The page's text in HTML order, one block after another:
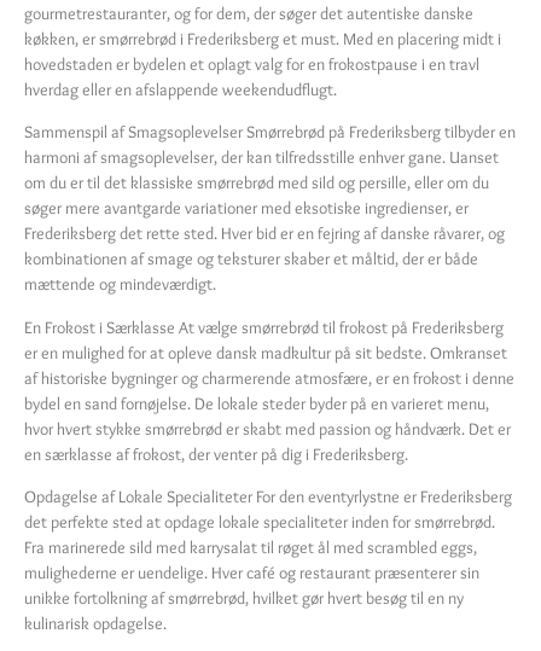
gourmetrestauranter, og for dem, der søger det autentiske danske
køkken, er smørrebrød i Frederiksberg et must. Med en placering midt i
hovedstaden er bydelen et oplagt valg for en frokostpause i en travl
hverdag eller en afslappende weekendudflugt.
Sammenspil af Smagsoplevelser Smørrebrød på Frederiksberg tilbyder en
harmoni af smagsoplevelser, der kan tilfredsstille enhver gane. Uanset
om du er til det klassiske smørrebrød med sild og persille, eller om du
søger mere avantgarde variationer med eksotiske ingredienser, er
Frederiksberg det rette sted. Hver bid er en fejring af danske råvarer, og
kombinationen af smage og teksturer skaber et måltid, der er både
mættende og mindeværdigt.
En Frokost i Særklasse At vælge smørrebrød til frokost på Frederiksberg
er en mulighed for at opleve dansk madkultur på sit bedste. Omkranset
af historiske bygninger og charmerende atmosfære, er en frokost i denne
bydel en sand fornøjelse. De lokale steder byder på en varieret menu,
hvor hvert stykke smørrebrød er skabt med passion og håndværk. Det er
en særklasse af frokost, der venter på dig i Frederiksberg.
Opdagelse af Lokale Specialiteter For den eventyrlystne er Frederiksberg
det perfekte sted at opdage lokale specialiteter inden for smørrebrød.
Fra marinerede sild med karrysalat til røget ål med scrambled eggs,
mulighederne er uendelige. Hver café og restaurant præsenterer sin
unikke fortolkning af smørrebrød, hvilket gør hvert besøg til en ny
kulinarisk opdagelse.